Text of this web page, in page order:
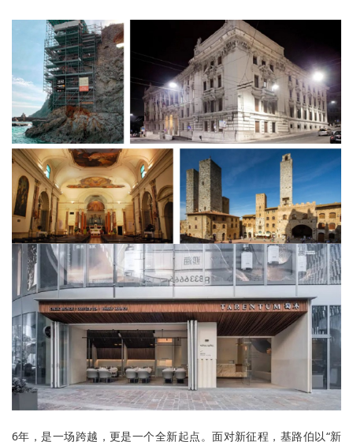
6年，是一场跨越，更是一个全新起点。面对新征程，基路伯以“新